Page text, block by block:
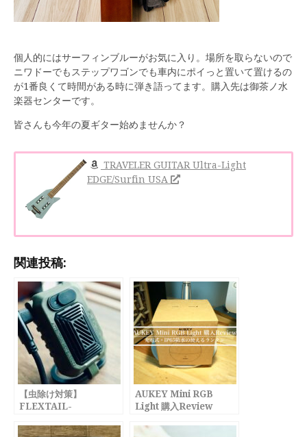
個人的にはサーフィンブルーがお気に入り。場所を取らないので
ニワドーでもステップワゴンでも車内にポイっと置いて置けるの
が1番良くて時間がある時に弾き語ってます。購入先は御茶ノ水
楽器センターです。
皆さんも今年の夏ギター始めませんか？
TRAVELER GUITAR Ultra-Light
EDGE/Surfin USA
関連投稿:
【虫除け対策】
FLEXTAIL-
Review
AUKEY Mini RGB
Light 購入Review